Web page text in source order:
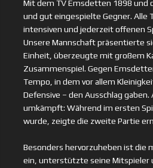
Mit dem TV Emsdetten 1898 und
und gut eingespielte Gegner. Alle
intensiven und jederzeit offenen
Unsere Mannschaft präsentierte
Einheit, überzeugte mit großem
Zusammenspiel. Gegen
Tempo, in dem vor allem
Defensive – den Ausschlag
umkämpft: Während im ersten
wurde, zeigte die zweite Partie
Besonders hervorzuheben ist die
ein, unterstützte seine Mitspieler